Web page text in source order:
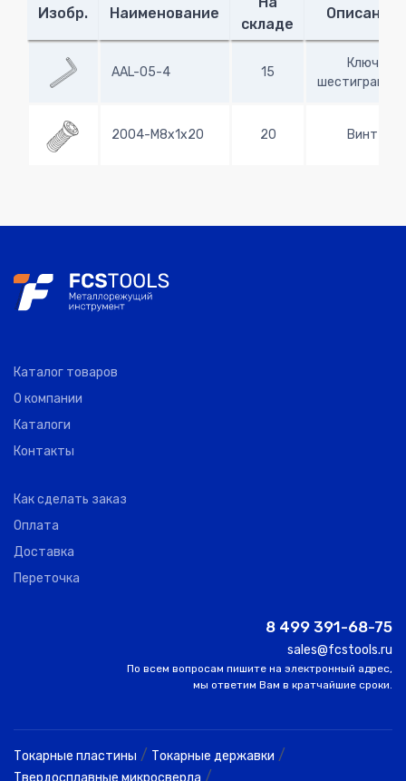
Изобр. Наименование
складе
Описание
AAL-05-4 15
Ключ
2004-M8x1x20 20 Винт
Каталог товаров
О компании
Каталоги
Контакты
Как сделать заказ
Оплата
Доставка
Переточка
8 499 391-68-75
sales@fcstools.ru
По всем вопросам пишите на электронный адрес,
мы ответим Вам в кратчайшие сроки.
Токарные пластины / Токарные державки /
Твердосплавные микросверла /